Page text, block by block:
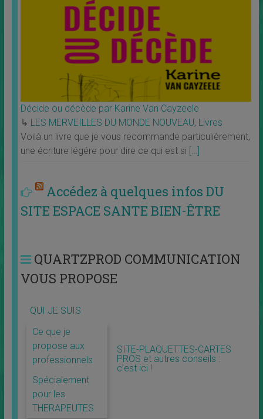
Décide ou décède par Karine Van Cayzeele
↳ LES MERVEILLES DU MONDE NOUVEAU, Livres
Voilà un livre que je vous recommande particulièrement,
une écriture légére pour dire ce qui est si […]
Accédez à quelques infos DU
SITE ESPACE SANTE BIEN-ÊTRE
QUARTZPROD COMMUNICATION
VOUS PROPOSE
QUI JE SUIS
Ce que je
propose aux
professionnels
Spécialement
pour les
THERAPEUTES
SITE-PLAQUETTES-CARTES
PROS et autres conseils :
c’est ici !